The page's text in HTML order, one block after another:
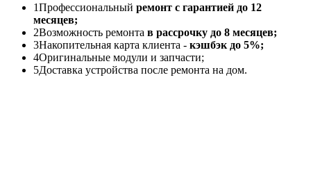
1Профессиональный ремонт с гарантией до 12
месяцев;
2Возможность ремонта в рассрочку до 8 месяцев;
3Накопительная карта клиента - кэшбэк до 5%;
4Оригинальные модули и запчасти;
5Доставка устройства после ремонта на дом.